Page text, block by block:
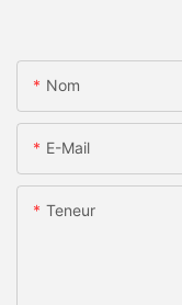
Nom
E-Mail
Teneur